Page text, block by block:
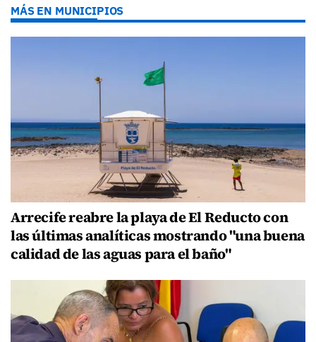
MÁS EN MUNICIPIOS
Arrecife reabre la playa de El Reducto con
las últimas analíticas mostrando "una buena
calidad de las aguas para el baño"